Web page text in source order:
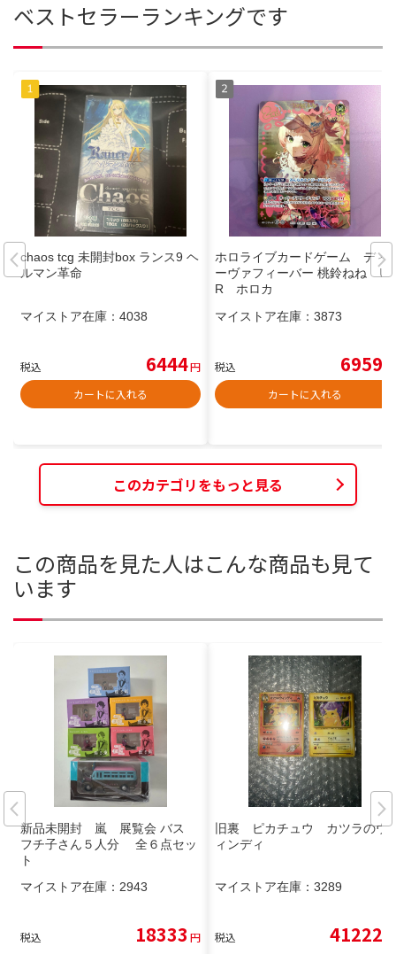
ベストセラーランキングです
chaos tcg 未開封box ランス9 ヘ
ルマン革命
マイストア在庫： 4038
税込 6444円
カートに入れる
ホロライブカードゲーム ディ
ーヴァフィーバー 桃鈴ねね U
R ホロカ
マイストア在庫： 3873
税込 6959
カートに入れる
このカテゴリをもっと見る
この商品を見た人はこんな商品も見て
います
新品未開封 嵐 展覧会 バス
フチ子さん５人分 全６点セッ
ト
マイストア在庫： 2943
税込 18333 円
旧裏 ピカチュウ カツラのウ
ィンディ
マイストア在庫： 3289
税込 41222